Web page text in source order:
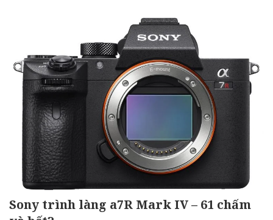
Sony trình làng a7R Mark IV – 61 chấm